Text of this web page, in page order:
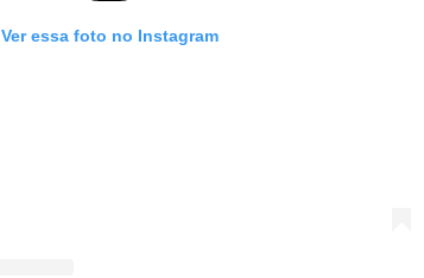
Ver essa foto no Instagram